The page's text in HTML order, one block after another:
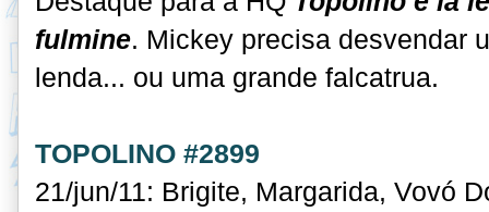
fulmine. Mickey precisa desvendar
lenda... ou uma grande falcatrua.
TOPOLINO #2899
21/jun/11: Brigite, Margarida, Vovó